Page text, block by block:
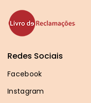
Redes Sociais
Facebook
Instagram